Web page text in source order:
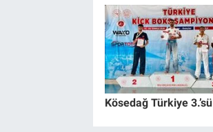
Kösedağ Türkiye 3.’sü